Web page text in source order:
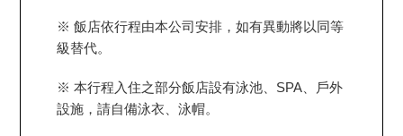
※ 飯店依行程由本公司安排，如有異動將以同等
級替代。
※ 本行程入住之部分飯店設有泳池、SPA、戶外
設施，請自備泳衣、泳帽。